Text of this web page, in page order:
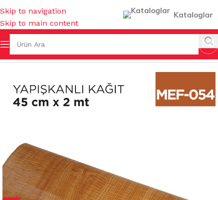
Skip to navigation
Skip to main content
Kataloglar
Ana Sayfa